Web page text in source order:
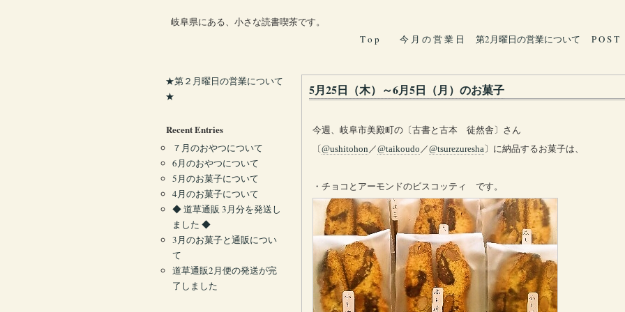
岐阜県にある、小さな読書喫茶です。
T o p
今 月 の 営 業 日 第2月曜日の営業について P O S T
5月25日（木）～6月5日（月）のお菓子
今週、岐阜市美殿町の〔古書と古本 徒然舎〕さん
〔@ushitohon／@taikoudo ／@tsurezuresha〕に納品するお菓子は、
・チョコとアーモンドのビスコッティ です。
★第２月曜日の営業について
★
Recent Entries
７月のおやつについて
6月のおやつについて
5月のお菓子について
4月のお菓子について
◆ 道草通販 3月分を発送し
ました ◆
3月のお菓子と通販につい
て
道草通販2月便の発送が完
了しました